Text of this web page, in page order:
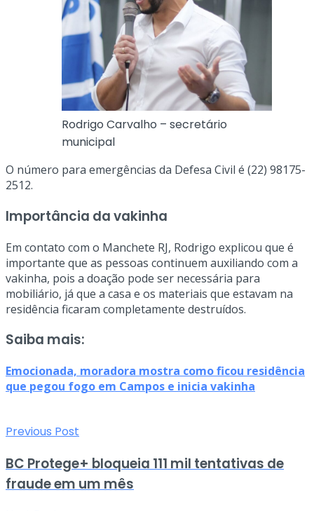
Rodrigo Carvalho – secretário
municipal
O número para emergências da Defesa Civil é (22) 98175-
2512.
Importância da vakinha
Em contato com o Manchete RJ, Rodrigo explicou que é
importante que as pessoas continuem auxiliando com a
vakinha, pois a doação pode ser necessária para
mobiliário, já que a casa e os materiais que estavam na
residência ficaram completamente destruídos.
Saiba mais:
Emocionada, moradora mostra como ficou residência
que pegou fogo em Campos e inicia vakinha
Previous Post
BC Protege+ bloqueia 111 mil tentativas de
fraude em um mês